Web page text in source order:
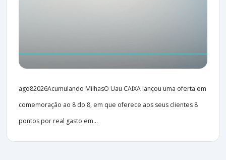
ago82026Acumulando MilhasO Uau CAIXA lançou uma oferta em
comemoração ao 8 do 8, em que oferece aos seus clientes 8
pontos por real gasto em...